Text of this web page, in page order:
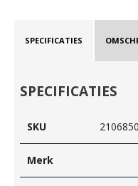
SPECIFICATIES
SPECIFICATIES
SKU
Merk